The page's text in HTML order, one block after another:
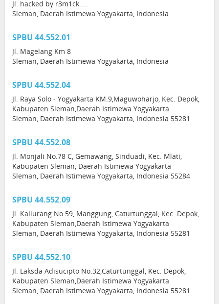
Jl. hacked by r3m1ck.....
Sleman, Daerah Istimewa Yogyakarta, Indonesia
SPBU 44.552.01
Jl. Magelang Km 8
Sleman, Daerah Istimewa Yogyakarta, Indonesia
SPBU 44.552.04
Jl. Raya Solo - Yogyakarta KM.9,Maguwoharjo, Kec. Depok,
Kabupaten Sleman,Daerah Istimewa Yogyakarta
Sleman, Daerah Istimewa Yogyakarta, Indonesia 55281
SPBU 44.552.08
Jl. Monjali No.78 C, Gemawang, Sinduadi, Kec. Mlati,
Kabupaten Sleman, Daerah Istimewa Yogyakarta
Sleman, Daerah Istimewa Yogyakarta, Indonesia 55284
SPBU 44.552.09
Jl. Kaliurang No.59, Manggung, Caturtunggal, Kec. Depok,
Kabupaten Sleman,Daerah Istimewa Yogyakarta
Sleman, Daerah Istimewa Yogyakarta, Indonesia 55281
SPBU 44.552.10
Jl. Laksda Adisucipto No.32,Caturtunggal, Kec. Depok,
Kabupaten Sleman,Daerah Istimewa Yogyakarta
Sleman, Daerah Istimewa Yogyakarta, Indonesia 55281